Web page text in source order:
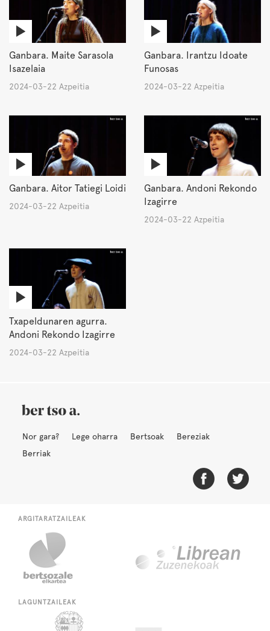
Ganbara. Maite Sarasola
Isazelaia
2024-03-22 Azpeitia
Ganbara. Irantzu Idoate
Funosas
2024-03-22 Azpeitia
Ganbara. Aitor Tatiegi Loidi
2024-03-22 Azpeitia
Ganbara. Andoni Rekondo
Izagirre
2024-03-22 Azpeitia
Txapeldunaren agurra.
Andoni Rekondo Izagirre
2024-03-22 Azpeitia
Nor gara? Lege oharra Bertsoak
Bereziak
Berriak
ARGITARATZAILEAK
LAGUNTZAILEAK